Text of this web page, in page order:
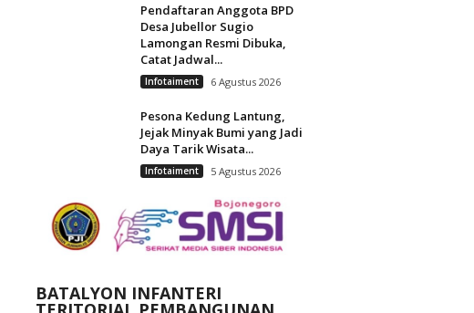
Pendaftaran Anggota BPD
Desa Jubellor Sugio
Lamongan Resmi Dibuka,
Catat Jadwal...
Infotaiment 6 Agustus 2026
Pesona Kedung Lantung,
Jejak Minyak Bumi yang Jadi
Daya Tarik Wisata...
Infotaiment 5 Agustus 2026
BATALYON INFANTERI